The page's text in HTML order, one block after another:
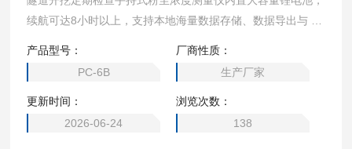
续航可达8小时以上，支持本地海量数据存储、数据导出与 4
证据链；机身防尘抗污，可选防爆配置适配涉粉尘防爆厂区，
可适应工地泥泞、车间高粉尘、露天户外等复杂工况长期使
用。
产品型号：
PC-6B
厂商性质：
生产厂家
更新时间：
2026-06-24
浏览次数：
138